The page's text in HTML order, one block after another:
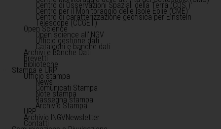
Centro di Osservazioni Spaziali della Terra (COS )
Centro per il Monitoraggio delle Isole Eolie (CME)
Centro di caratterizzazione geofisica per Einstein
Telescope (CCGET)
Open Science
Open science all'INGV
Ufficio gestione dati
Cataloghi e banche dati
Archivi e Banche Dati
Brevetti
Biblioteche
Stampa e URP
Ufficio stampa
News
Comunicati Stampa
Note stampa
Rassegna stampa
Archivio Stampa
URP
Archivio INGVNewsletter
Contatti